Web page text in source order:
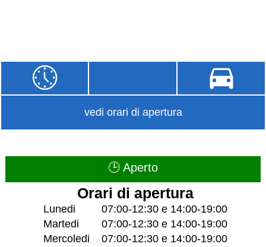
vedi orari di apertura
🕒 Aperto
Orari di apertura
Lunedi
07:00-12:30 e 14:00-19:00
Martedi
07:00-12:30 e 14:00-19:00
Mercoledi
07:00-12:30 e 14:00-19:00